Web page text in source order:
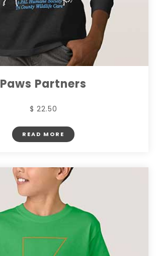
Paws Partners
$ 22.50
READ MORE